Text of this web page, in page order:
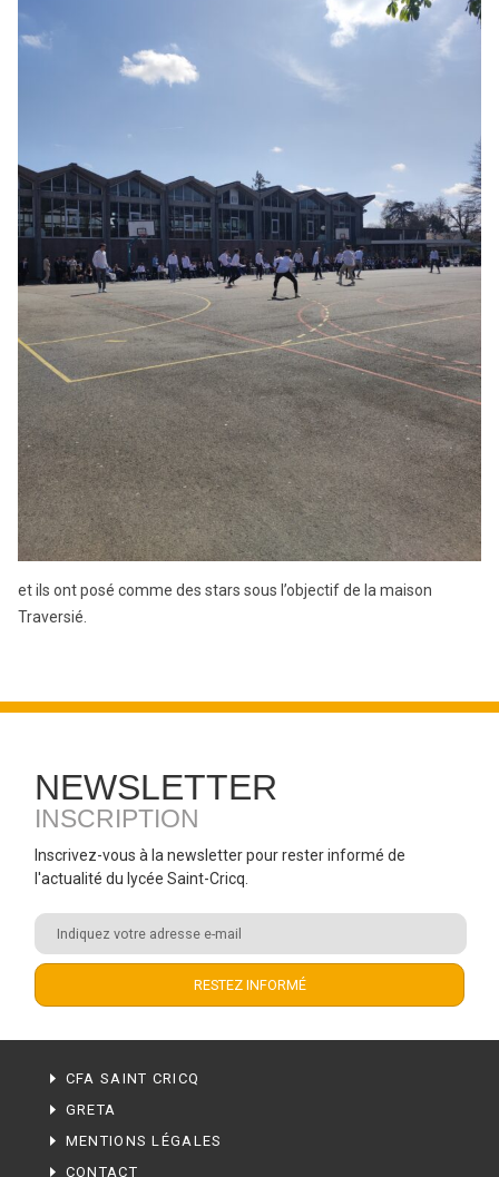
et ils ont posé comme des stars sous l’objectif de la maison
Traversié.
NEWSLETTER
INSCRIPTION
Inscrivez-vous à la newsletter pour rester informé de
l'actualité du lycée Saint-Cricq.
CFA SAINT CRICQ
GRETA
MENTIONS LÉGALES
CONTACT